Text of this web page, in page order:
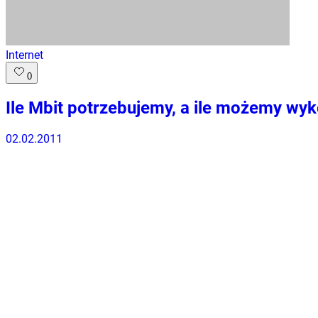
Internet
0
Ile Mbit potrzebujemy, a ile możemy
02.02.2011